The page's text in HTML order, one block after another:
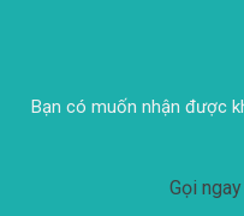
Bạn có muốn nhận được
Gọi ngay